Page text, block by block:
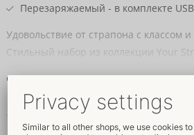
Перезаряжаемый - в комплекте
Удовольствие от страпона с классом
Стильный набор из коллекции Your
вибрирующего удовольствия от
кроликом, в то время как сама
Читать далее
Данные и